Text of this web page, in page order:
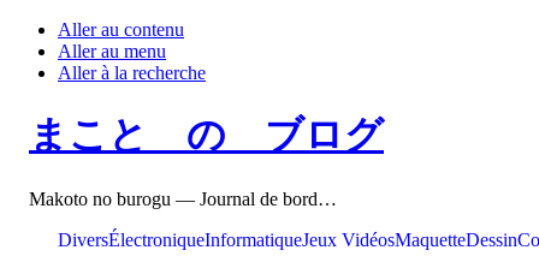
Aller au contenu
Aller au menu
Aller à la recherche
まこと の ブログ
Makoto no burogu — Journal de bord…
DiversÉlectroniqueInformatiqueJeux VidéosMaquetteDessin